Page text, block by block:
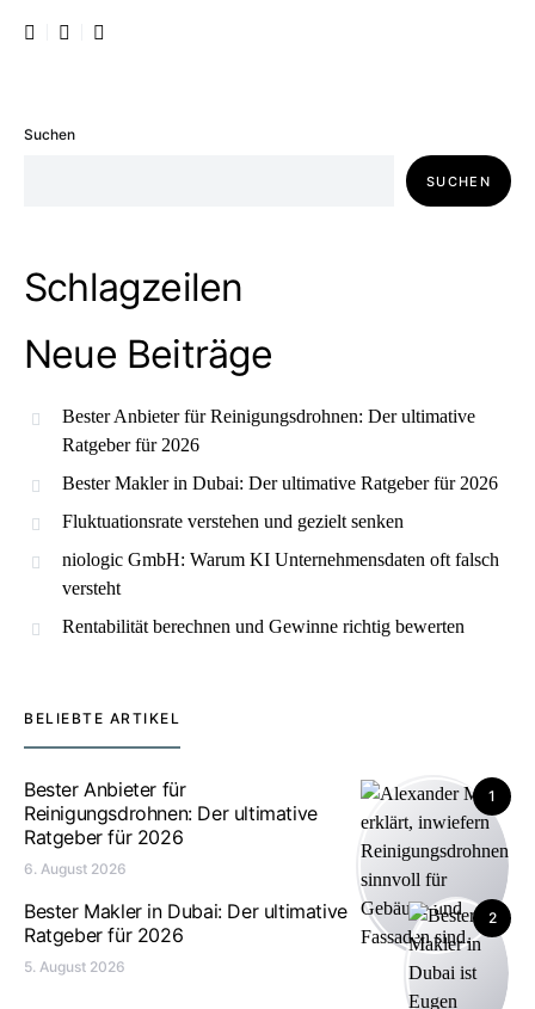
Suchen
SUCHEN
Schlagzeilen
Neue Beiträge
Bester Anbieter für Reinigungsdrohnen: Der ultimative
Ratgeber für 2026
Bester Makler in Dubai: Der ultimative Ratgeber für 2026
Fluktuationsrate verstehen und gezielt senken
niologic GmbH: Warum KI Unternehmensdaten oft falsch
versteht
Rentabilität berechnen und Gewinne richtig bewerten
BELIEBTE ARTIKEL
1
Bester Anbieter für
Reinigungsdrohnen: Der ultimative
Ratgeber für 2026
6. August 2026
2
Bester Makler in Dubai: Der ultimative
Ratgeber für 2026
5. August 2026